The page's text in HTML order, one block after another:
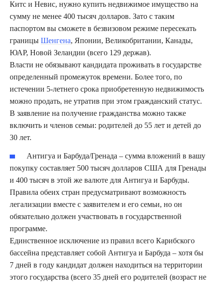
Китс и Невис, нужно купить недвижимое имущество на
сумму не менее 400 тысяч долларов. Зато с таким
паспортом вы сможете в безвизовом режиме пересекать
границы Шенгена, Японии, Великобритании, Канады,
ЮАР, Новой Зеландии (всего 129 держав).
Власти не обязывают кандидата проживать в государстве
определенный промежуток времени. Более того, по
истечении 5-летнего срока приобретенную недвижимость
можно продать, не утратив при этом гражданский статус.
В заявление на получение гражданства можно также
включить и членов семьи: родителей до 55 лет и детей до
30 лет.
Антигуа и Барбуда/Гренада – сумма вложений в вашу
покупку составляет 500 тысяч долларов США для Гренады
и 400 тысяч в этой же валюте для Антигуа и Барбуды.
Правила обеих стран предусматривают возможность
легализации вместе с заявителем и его семьи, но он
обязательно должен участвовать в государственной
программе.
Единственное исключение из правил всего Карибского
бассейна представляет собой Антигуа и Барбуда – хотя бы
7 дней в году кандидат должен находиться на территории
этого государства (всего 35 дней его родителей (возраст не